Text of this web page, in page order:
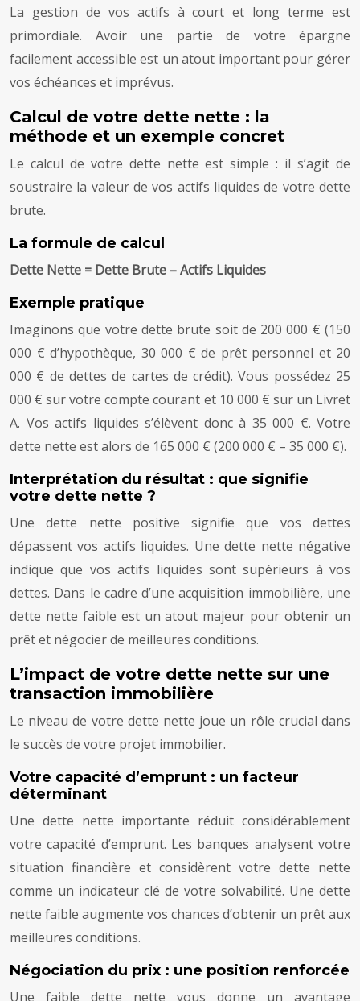
La gestion de vos actifs à court et long terme est
primordiale. Avoir une partie de votre épargne
facilement accessible est un atout important pour gérer
vos échéances et imprévus.
Calcul de votre dette nette : la
méthode et un exemple concret
Le calcul de votre dette nette est simple : il s’agit de
soustraire la valeur de vos actifs liquides de votre dette
brute.
La formule de calcul
Dette Nette = Dette Brute – Actifs Liquides
Exemple pratique
Imaginons que votre dette brute soit de 200 000 € (150
000 € d’hypothèque, 30 000 € de prêt personnel et 20
000 € de dettes de cartes de crédit). Vous possédez 25
000 € sur votre compte courant et 10 000 € sur un Livret
A. Vos actifs liquides s’élèvent donc à 35 000 €. Votre
dette nette est alors de 165 000 € (200 000 € – 35 000 €).
Interprétation du résultat : que signifie
votre dette nette ?
Une dette nette positive signifie que vos dettes
dépassent vos actifs liquides. Une dette nette négative
indique que vos actifs liquides sont supérieurs à vos
dettes. Dans le cadre d’une acquisition immobilière, une
dette nette faible est un atout majeur pour obtenir un
prêt et négocier de meilleures conditions.
L’impact de votre dette nette sur une
transaction immobilière
Le niveau de votre dette nette joue un rôle crucial dans
le succès de votre projet immobilier.
Votre capacité d’emprunt : un facteur
déterminant
Une dette nette importante réduit considérablement
votre capacité d’emprunt. Les banques analysent votre
situation financière et considèrent votre dette nette
comme un indicateur clé de votre solvabilité. Une dette
nette faible augmente vos chances d’obtenir un prêt aux
meilleures conditions.
Négociation du prix : une position renforcée
Une faible dette nette vous donne un avantage